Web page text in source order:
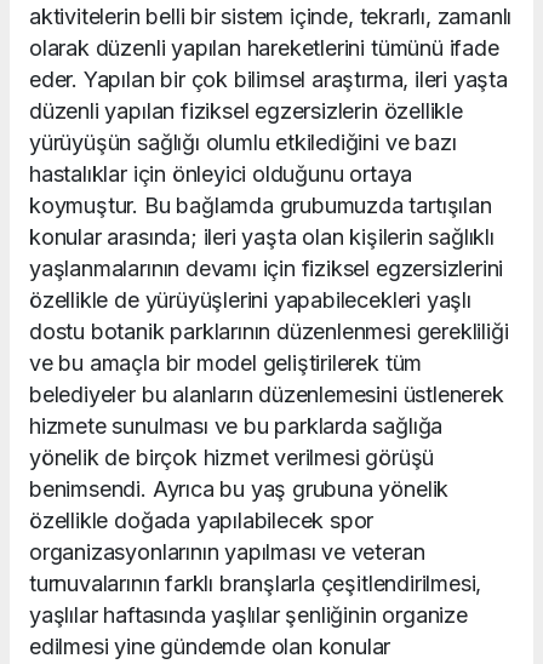
aktivitelerin belli bir sistem içinde, tekrarlı, zamanlı
olarak düzenli yapılan hareketlerini tümünü ifade
eder. Yapılan bir çok bilimsel araştırma, ileri yaşta
düzenli yapılan fiziksel egzersizlerin özellikle
yürüyüşün sağlığı olumlu etkilediğini ve bazı
hastalıklar için önleyici olduğunu ortaya
koymuştur. Bu bağlamda grubumuzda tartışılan
konular arasında; ileri yaşta olan kişilerin sağlıklı
yaşlanmalarının devamı için fiziksel egzersizlerini
özellikle de yürüyüşlerini yapabilecekleri yaşlı
dostu botanik parklarının düzenlenmesi gerekliliği
ve bu amaçla bir model geliştirilerek tüm
belediyeler bu alanların düzenlemesini üstlenerek
hizmete sunulması ve bu parklarda sağlığa
yönelik de birçok hizmet verilmesi görüşü
benimsendi. Ayrıca bu yaş grubuna yönelik
özellikle doğada yapılabilecek spor
organizasyonlarının yapılması ve veteran
turnuvalarının farklı branşlarla çeşitlendirilmesi,
yaşlılar haftasında yaşlılar şenliğinin organize
edilmesi yine gündemde olan konular